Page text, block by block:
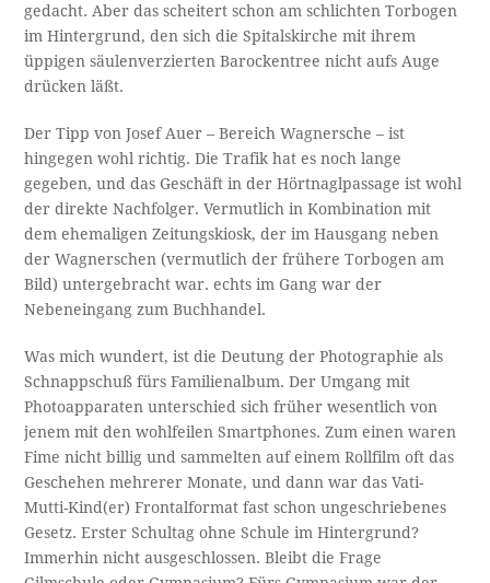
gedacht. Aber das scheitert schon am schlichten Torbogen
im Hintergrund, den sich die Spitalskirche mit ihrem
üppigen säulenverzierten Barockentree nicht aufs Auge
drücken läßt.
Der Tipp von Josef Auer – Bereich Wagnersche – ist
hingegen wohl richtig. Die Trafik hat es noch lange
gegeben, und das Geschäft in der Hörtnaglpassage ist wohl
der direkte Nachfolger. Vermutlich in Kombination mit
dem ehemaligen Zeitungskiosk, der im Hausgang neben
der Wagnerschen (vermutlich der frühere Torbogen am
Bild) untergebracht war. echts im Gang war der
Nebeneingang zum Buchhandel.
Was mich wundert, ist die Deutung der Photographie als
Schnappschuß fürs Familienalbum. Der Umgang mit
Photoapparaten unterschied sich früher wesentlich von
jenem mit den wohlfeilen Smartphones. Zum einen waren
Fime nicht billig und sammelten auf einem Rollfilm oft das
Geschehen mehrerer Monate, und dann war das Vati-
Mutti-Kind(er) Frontalformat fast schon ungeschriebenes
Gesetz. Erster Schultag ohne Schule im Hintergrund?
Immerhin nicht ausgeschlossen. Bleibt die Frage